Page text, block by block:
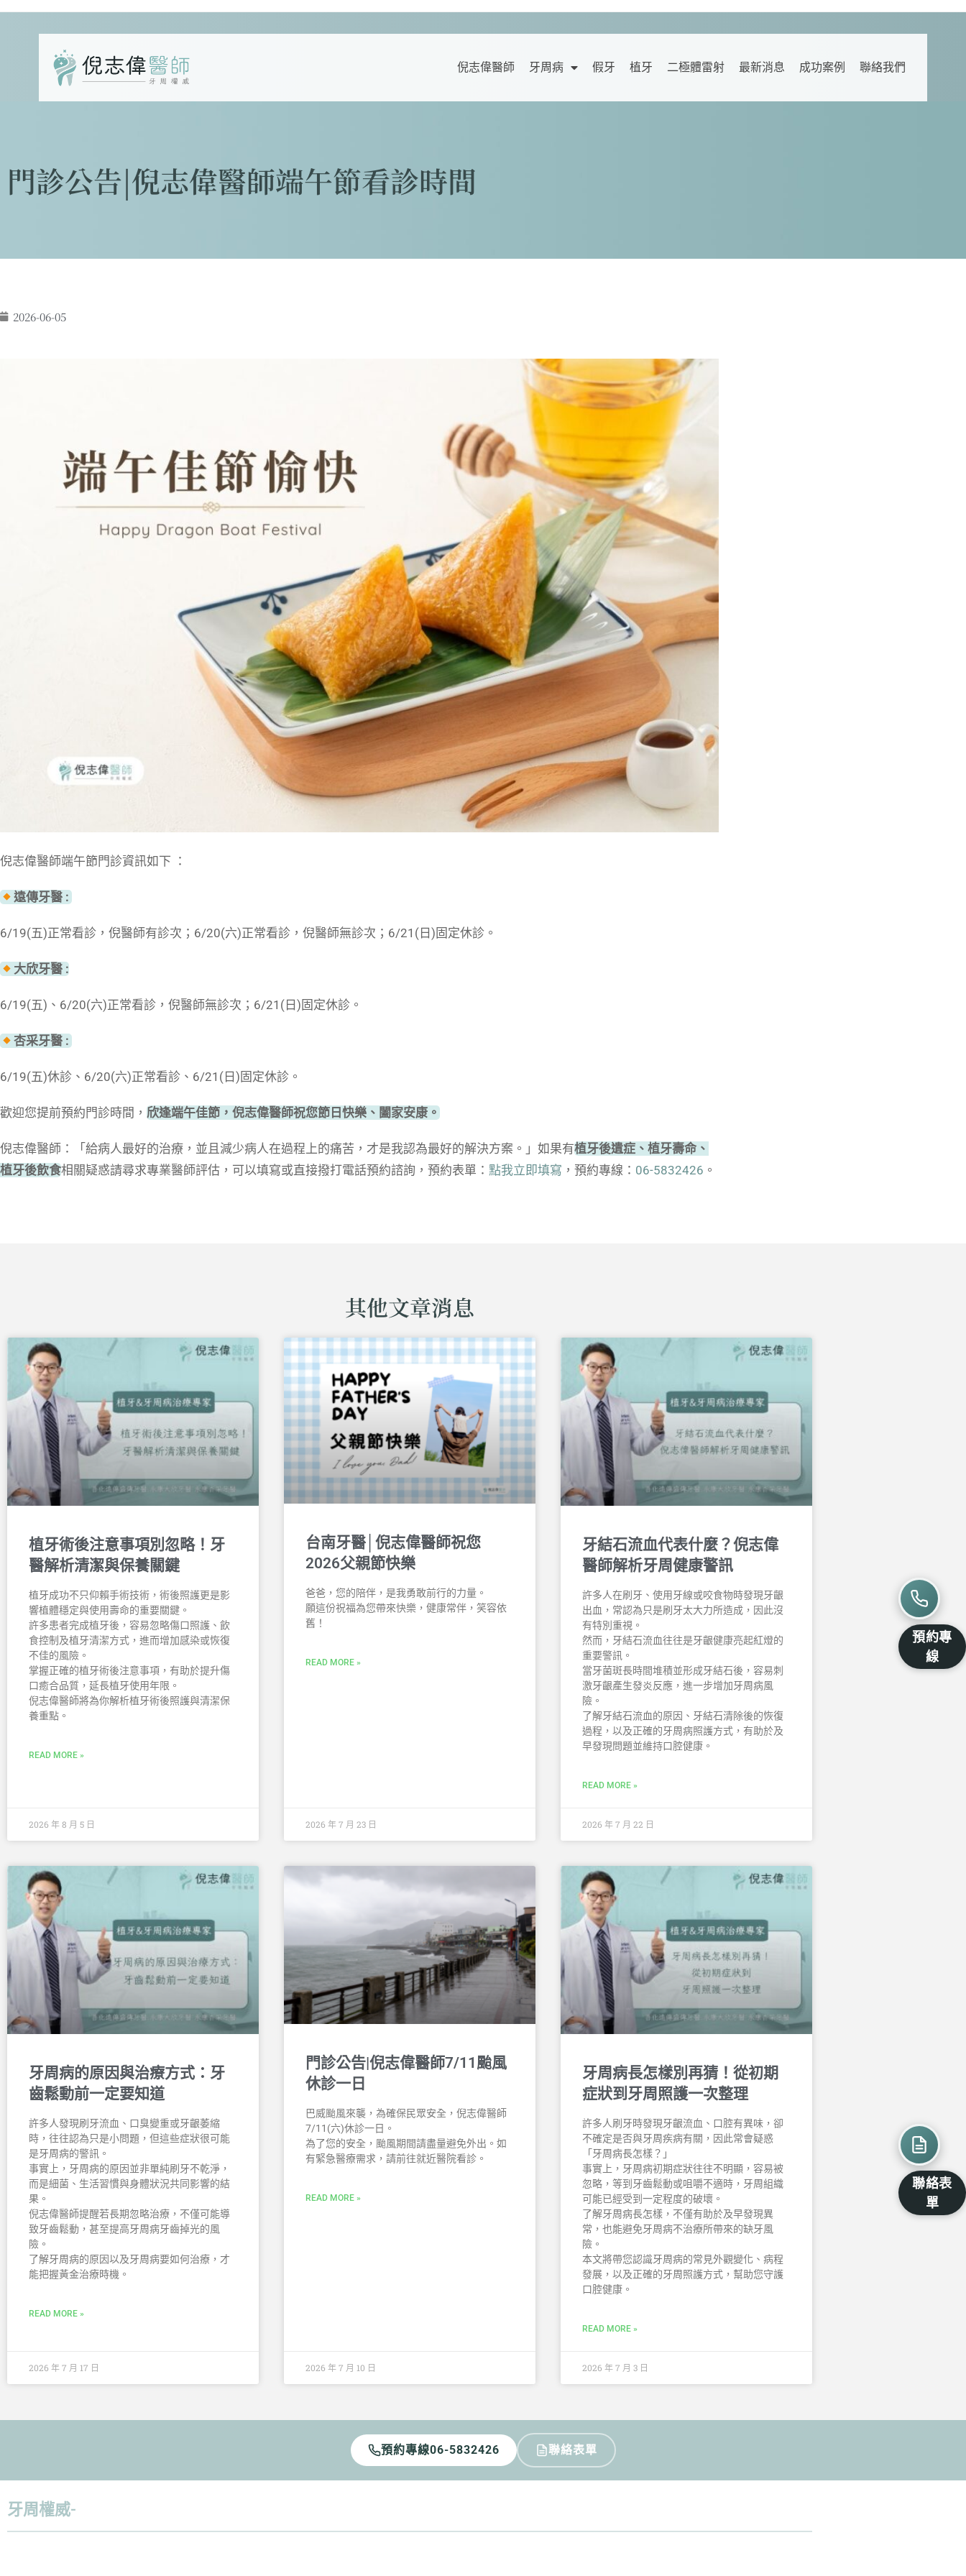
倪志偉醫師 牙周病 假牙 植牙 二極體雷射 最新消息 成功案例 聯絡我們
門診公告|倪志偉醫師端午節看診時間
2026-06-05
倪志偉醫師端午節門診資訊如下 ：
遠傳牙醫 :
6/19(五)正常看診，倪醫師有診次；6/20(六)正常看診，倪醫師無診次；6/21(日)固定休診。
大欣牙醫 :
6/19(五)、6/20(六)正常看診，倪醫師無診次；6/21(日)固定休診。
杏采牙醫 :
6/19(五)休診、6/20(六)正常看診、6/21(日)固定休診。
歡迎您提前預約門診時間， 欣逢端午佳節，倪志偉醫師祝您節日快樂、闔家安康。
倪志偉醫師：「給病人最好的治療，並且減少病人在過程上的痛苦，才是我認為最好的解決方案。」如果有植牙後遺症、植牙壽命、
植牙後飲食相關疑惑請尋求專業醫師評估，可以填寫或直接撥打電話預約諮詢，預約表單： 點我立即填寫 ，預約專線： 06-5832426 。
其他文章消息
植牙術後注意事項別忽略！牙
醫解析清潔與保養關鍵
植牙成功不只仰賴手術技術，術後照護更是影
響植體穩定與使用壽命的重要關鍵。
許多患者完成植牙後，容易忽略傷口照護、飲
食控制及植牙清潔方式，進而增加感染或恢復
不佳的風險。
掌握正確的植牙術後注意事項，有助於提升傷
口癒合品質，延長植牙使用年限。
倪志偉醫師將為你解析植牙術後照護與清潔保
養重點。
READ MORE »
2026 年 8 月 5 日
台南牙醫│倪志偉醫師祝您
2026父親節快樂
爸爸，您的陪伴，是我勇敢前行的力量。
願這份祝福為您帶來快樂，健康常伴，笑容依
舊！
READ MORE »
2026 年 7 月 23 日
牙結石流血代表什麼？倪志偉
醫師解析牙周健康警訊
許多人在刷牙、使用牙線或咬食物時發現牙齦
出血，常認為只是刷牙太大力所造成，因此沒
有特別重視。
然而，牙結石流血往往是牙齦健康亮起紅燈的
重要警訊。
當牙菌斑長時間堆積並形成牙結石後，容易刺
激牙齦產生發炎反應，進一步增加牙周病風
險。
了解牙結石流血的原因、牙結石清除後的恢復
過程，以及正確的牙周病照護方式，有助於及
早發現問題並維持口腔健康。
READ MORE »
2026 年 7 月 22 日
牙周病的原因與治療方式：牙
齒鬆動前一定要知道
許多人發現刷牙流血、口臭變重或牙齦萎縮
時，往往認為只是小問題，但這些症狀很可能
是牙周病的警訊。
事實上，牙周病的原因並非單純刷牙不乾淨，
而是細菌、生活習慣與身體狀況共同影響的結
果。
倪志偉醫師提醒若長期忽略治療，不僅可能導
致牙齒鬆動，甚至提高牙周病牙齒掉光的風
險。
了解牙周病的原因以及牙周病要如何治療，才
能把握黃金治療時機。
READ MORE »
2026 年 7 月 17 日
門診公告|倪志偉醫師7/11颱風
休診一日
巴威颱風來襲，為確保民眾安全，倪志偉醫師
7/11(六)休診一日。
為了您的安全，颱風期間請盡量避免外出。如
有緊急醫療需求，請前往就近醫院看診。
READ MORE »
2026 年 7 月 10 日
牙周病長怎樣別再猜！從初期
症狀到牙周照護一次整理
許多人刷牙時發現牙齦流血、口腔有異味，卻
不確定是否與牙周疾病有關，因此常會疑惑
「牙周病長怎樣？」
事實上，牙周病初期症狀往往不明顯，容易被
忽略，等到牙齒鬆動或咀嚼不適時，牙周組織
可能已經受到一定程度的破壞。
了解牙周病長怎樣，不僅有助於及早發現異
常，也能避免牙周病不治療所帶來的缺牙風
險。
本文將帶您認識牙周病的常見外觀變化、病程
發展，以及正確的牙周照護方式，幫助您守護
口腔健康。
READ MORE »
2026 年 7 月 3 日
預約專線 聯絡表單
牙周權威-
聯絡表
單
預約專
線